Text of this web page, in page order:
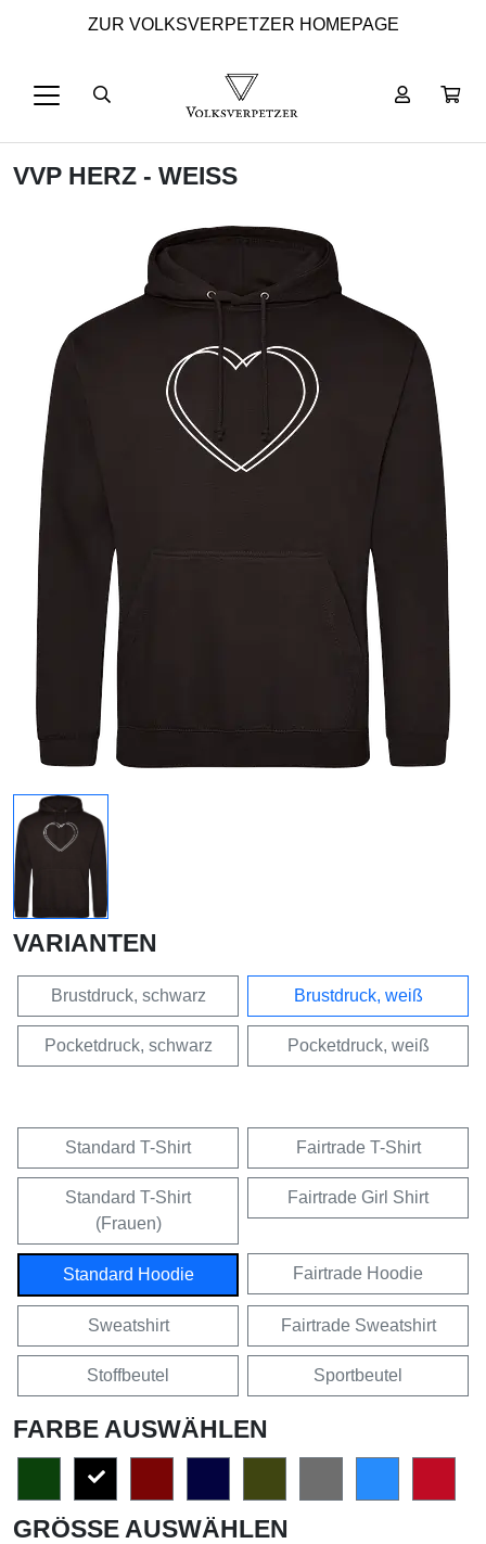
ZUR VOLKSVERPETZER HOMEPAGE
VVP HERZ - WEISS
VARIANTEN
Brustdruck, schwarz Brustdruck, weiß
Pocketdruck, schwarz Pocketdruck, weiß
Standard T-Shirt Fairtrade T-Shirt
Standard T-Shirt
(Frauen)
Fairtrade Girl Shirt
Standard Hoodie Fairtrade Hoodie
Sweatshirt Fairtrade Sweatshirt
Stoffbeutel Sportbeutel
FARBE AUSWÄHLEN
GRÖSSE AUSWÄHLEN